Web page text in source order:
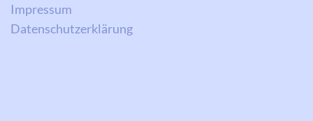
Impressum
Datenschutzerklärung